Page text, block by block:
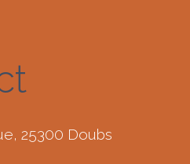
25300 Doubs